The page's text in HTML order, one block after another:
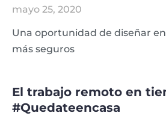
mayo 25, 2020
Una oportunidad de diseñar
más seguros
El trabajo remoto en
#Quedateencasa